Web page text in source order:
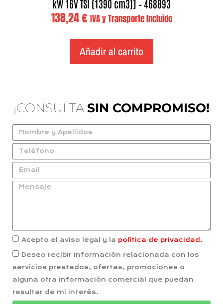
kW 16V TSI (1390 cm3)] – 468893
138,24€ IVA y Transporte Incluido
Añadir al carrito
¡CONSULTA SIN COMPROMISO!
Acepto el aviso legal y la política de privacidad.
Deseo recibir información relacionada con los
servicios prestados, ofertas, promociones o
alguna otra información comercial que puedan
resultar de mi interés.